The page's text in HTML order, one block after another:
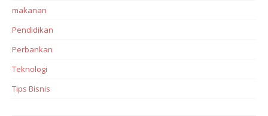
makanan
Pendidikan
Perbankan‎
Teknologi
Tips Bisnis